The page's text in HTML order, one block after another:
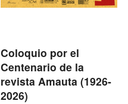
Coloquio por el
Centenario de la
revista Amauta (1926-
2026)